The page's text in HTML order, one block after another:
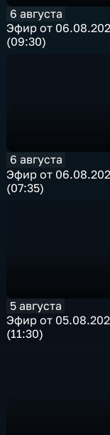
6 августа
Эфир от
(09:30)
6 августа
Эфир от
(07:35)
5 августа
Эфир от
(11:30)